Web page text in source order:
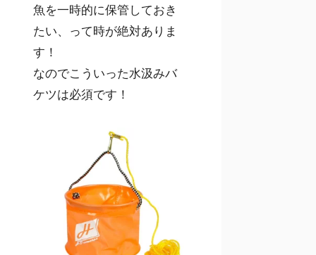
魚を一時的に保管しておき
たい、って時が絶対ありま
す！
なのでこういった水汲みバ
ケツは必須です！